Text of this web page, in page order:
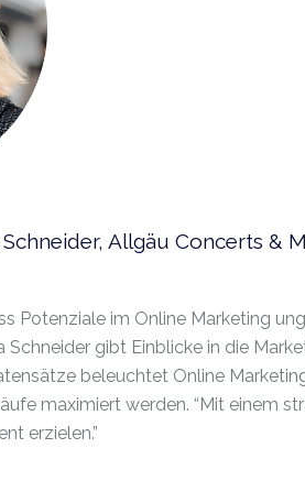
Allgäu Concerts &
Potenziale im Online Marketing
gibt Einblicke in die
beleuchtet Online
maximiert werden. “Mit einem
erzielen.”